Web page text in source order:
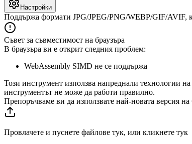
Настройки
Поддържа формати JPG/JPEG/PNG/WEBP/GIF/AVIF,
Съвет за съвместимост на браузъра
В браузъра ви е открит следния проблем:
WebAssembly SIMD не се поддържа
Този инструмент използва напреднали технологии
инструментът не може да работи правилно.
Препоръчваме ви да използвате най-новата версия
Провлачете и пуснете файлове тук, или кликнете тук